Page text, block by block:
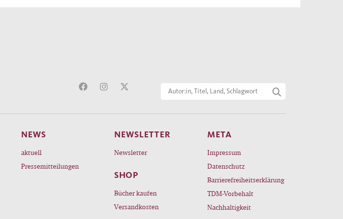
NEWS
aktuell
Pressemitteilungen
NEWSLETTER
Newsletter
SHOP
Bücher kaufen
Versandkosten
META
Impressum
Datenschutz
Barrierefreiheitserklärung
TDM-Vorbehalt
Nachhaltigkeit